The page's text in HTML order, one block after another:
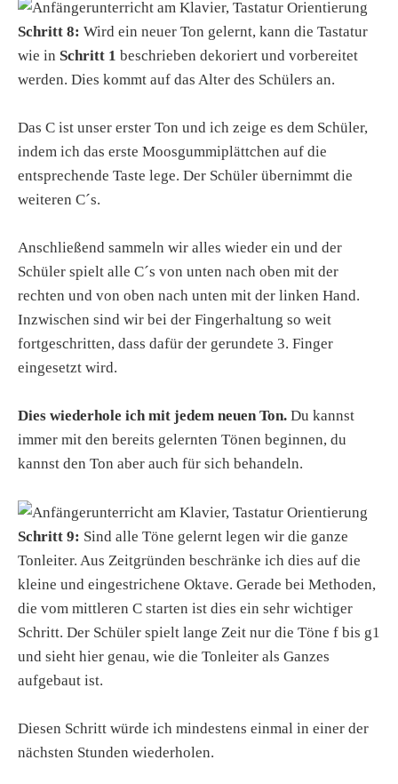
Schritt 8: Wird ein neuer Ton gelernt, kann die Tastatur
wie in Schritt 1 beschrieben dekoriert und vorbereitet
werden. Dies kommt auf das Alter des Schülers an.
Das C ist unser erster Ton und ich zeige es dem Schüler,
indem ich das erste Moosgummiplättchen auf die
entsprechende Taste lege. Der Schüler übernimmt die
weiteren C´s.
Anschließend sammeln wir alles wieder ein und der
Schüler spielt alle C´s von unten nach oben mit der
rechten und von oben nach unten mit der linken Hand.
Inzwischen sind wir bei der Fingerhaltung so weit
fortgeschritten, dass dafür der gerundete 3. Finger
eingesetzt wird.
Dies wiederhole ich mit jedem neuen Ton. Du kannst
immer mit den bereits gelernten Tönen beginnen, du
kannst den Ton aber auch für sich behandeln.
Schritt 9: Sind alle Töne gelernt legen wir die ganze
Tonleiter. Aus Zeitgründen beschränke ich dies auf die
kleine und eingestrichene Oktave. Gerade bei Methoden,
die vom mittleren C starten ist dies ein sehr wichtiger
Schritt. Der Schüler spielt lange Zeit nur die Töne f bis g1
und sieht hier genau, wie die Tonleiter als Ganzes
aufgebaut ist.
Diesen Schritt würde ich mindestens einmal in einer der
nächsten Stunden wiederholen.